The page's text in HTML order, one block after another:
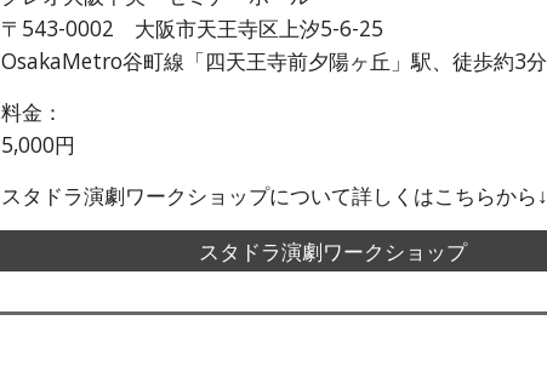
〒543-0002 大阪市天王寺区上汐5-6-25
OsakaMetro谷町線「四天王寺前夕陽ヶ丘」駅、徒歩約3分
料金：
5,000円
スタドラ演劇ワークショップについて詳しくはこちらから↓
スタドラ演劇ワークショップ